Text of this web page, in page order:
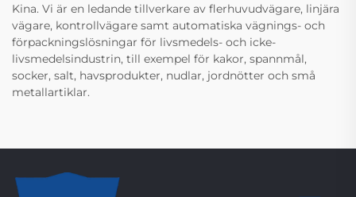
Kina. Vi är en ledande tillverkare av flerhuvudvägare, linjära
vägare, kontrollvägare samt automatiska vägnings- och
förpackningslösningar för livsmedels- och icke-
livsmedelsindustrin, till exempel för kakor, spannmål,
socker, salt, havsprodukter, nudlar, jordnötter och små
metallartiklar.